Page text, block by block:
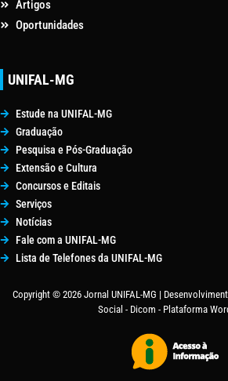
Artigos
Oportunidades
UNIFAL-MG
Estude na UNIFAL-MG
Graduação
Pesquisa e Pós-Graduação
Extensão e Cultura
Concursos e Editais
Serviços
Notícias
Fale com a UNIFAL-MG
Lista de Telefones da UNIFAL-MG
Copyright © 2026 Jornal UNIFAL-MG |
Social - Dicom - Plataforma